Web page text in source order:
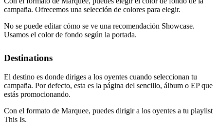
campaña. Ofrecemos una selección de colores para elegir.
No se puede editar cómo se ve una recomendación Showcase.
Usamos el color de fondo según la portada.
Destinations
El destino es donde diriges a los oyentes cuando seleccionan tu
campaña. Por defecto, esta es la página del sencillo, álbum o EP que
estás promocionando.
Con el formato de Marquee, puedes dirigir a los oyentes a tu playlist
This Is.